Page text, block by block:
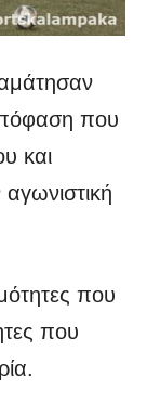
που
και
που
που